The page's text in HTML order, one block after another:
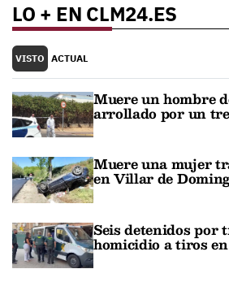
LO + EN CLM24.ES
VISTO ACTUAL
Muere un hombre
arrollado por un
Muere una mujer
en Villar de
Seis detenidos por
homicidio a tiros